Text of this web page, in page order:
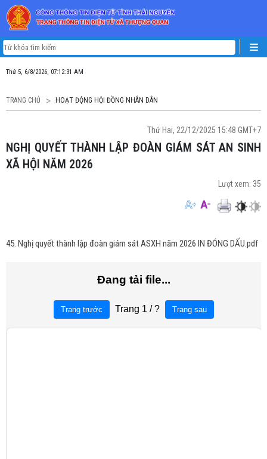
Thứ 5, 6/8/2026, 07:12:31 AM
TRANG CHỦ HOẠT ĐỘNG HỘI ĐỒNG NHÂN DÂN
Thứ Hai, 22/12/2025 15:48 GMT+7
NGHỊ QUYẾT THÀNH LẬP ĐOÀN GIÁM SÁT AN SINH
XÃ HỘI NĂM 2026
Lượt xem: 35
45. Nghị quyết thành lập đoàn giám sát ASXH năm 2026 IN ĐÓNG DẤU.pdf